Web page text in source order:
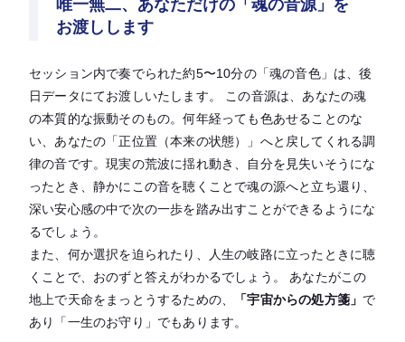
唯一無二、あなただけの「魂の音源」を
お渡しします
セッション内で奏でられた約5〜10分の「魂の音色」は、後
日データにてお渡しいたします。 この音源は、あなたの魂
の本質的な振動そのもの。何年経っても色あせることのな
い、あなたの「正位置（本来の状態）」へと戻してくれる調
律の音です。現実の荒波に揺れ動き、自分を見失いそうにな
ったとき、静かにこの音を聴くことで魂の源へと立ち還り、
深い安心感の中で次の一歩を踏み出すことができるようにな
るでしょう。
また、何か選択を迫られたり、人生の岐路に立ったときに聴
くことで、おのずと答えがわかるでしょう。 あなたがこの
地上で天命をまっとうするための、
「宇宙からの処方箋」 で
あり「一生のお守り」でもあります。